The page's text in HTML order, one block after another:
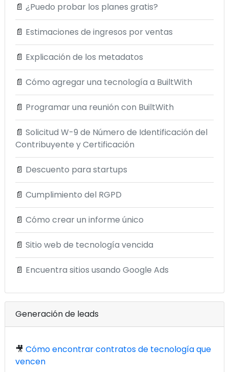
📄 ¿Puedo probar los planes gratis?
📄 Estimaciones de ingresos por ventas
📄 Explicación de los metadatos
📄 Cómo agregar una tecnología a BuiltWith
📄 Programar una reunión con BuiltWith
📄 Solicitud W-9 de Número de Identificación del
Contribuyente y Certificación
📄 Descuento para startups
📄 Cumplimiento del RGPD
📄 Cómo crear un informe único
📄 Sitio web de tecnología vencida
📄 Encuentra sitios usando Google Ads
Generación de leads
🎥 Cómo encontrar contratos de tecnología que
vencen